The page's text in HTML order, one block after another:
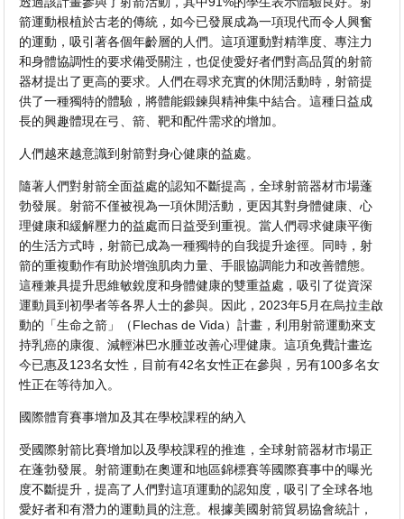
箭運動根植於古老的傳統，如今已發展成為一項現代而令人興奮
的運動，吸引著各個年齡層的人們。這項運動對精準度、專注力
和身體協調性的要求備受關注，也促使愛好者們對高品質的射箭
器材提出了更高的要求。人們在尋求充實的休閒活動時，射箭提
供了一種獨特的體驗，將體能鍛鍊與精神集中結合。這種日益成
長的興趣體現在弓、箭、靶和配件需求的增加。
人們越來越意識到射箭對身心健康的益處。
隨著人們對射箭全面益處的認知不斷提高，全球射箭器材市場蓬
勃發展。射箭不僅被視為一項休閒活動，更因其對身體健康、心
理健康和緩解壓力的益處而日益受到重視。當人們尋求健康平衡
的生活方式時，射箭已成為一種獨特的自我提升途徑。同時，射
箭的重複動作有助於增強肌肉力量、手眼協調能力和改善體態。
這種兼具提升思維敏銳度和身體健康的雙重益處，吸引了從資深
運動員到初學者等各界人士的參與。因此，2023年5月在烏拉圭啟
動的「生命之箭」（Flechas de Vida）計畫，利用射箭運動來支
持乳癌的康復、減輕淋巴水腫並改善心理健康。這項免費計畫迄
今已惠及123名女性，目前有42名女性正在參與，另有100多名女
性正在等待加入。
國際體育賽事增加及其在學校課程的納入
受國際射箭比賽增加以及學校課程的推進，全球射箭器材市場正
在蓬勃發展。射箭運動在奧運和地區錦標賽等國際賽事中的曝光
度不斷提升，提高了人們對這項運動的認知度，吸引了全球各地
愛好者和有潛力的運動員的注意。根據美國射箭貿易協會統計，